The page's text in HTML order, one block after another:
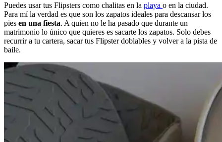
Puedes usar tus Flipsters como chalitas en la playa o en la ciudad.
Para mí la verdad es que son los zapatos ideales para descansar los
pies en una fiesta. A quien no le ha pasado que durante un
matrimonio lo único que quieres es sacarte los zapatos. Solo debes
recurrir a tu cartera, sacar tus Flipster doblables y volver a la pista de
baile.